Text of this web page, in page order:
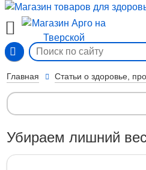
Главная Статьи о здоровье,
Убираем лишний